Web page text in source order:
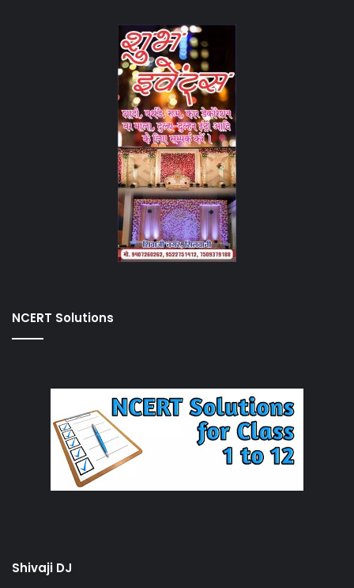
NCERT Solutions
Shivaji DJ